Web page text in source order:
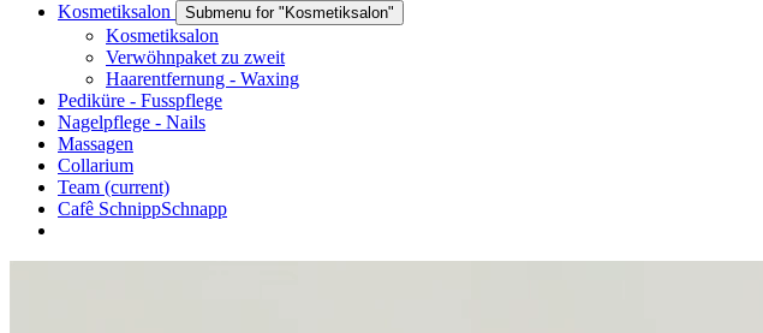
Kosmetiksalon
Submenu for "Kosmetiksalon"
Kosmetiksalon
Verwöhnpaket zu zweit
Haarentfernung - Waxing
Pediküre - Fusspflege
Nagelpflege - Nails
Massagen
Collarium
Team (current)
Cafê SchnippSchnapp